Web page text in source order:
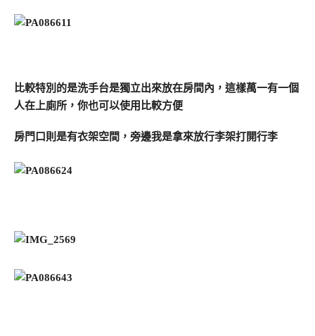
比較特別的是洗手台是獨立出來放在房間內，這樣萬一有一個
人在上廁所，你也可以使用比較方便
房門口則是有衣架空間，旁邊我是拿來放行李架打開行李